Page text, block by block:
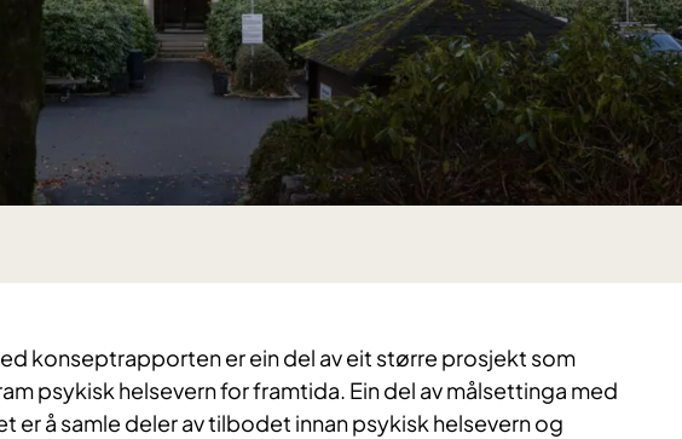
konseptrapporten er ein del av eit større prosjekt som
psykisk helsevern for framtida. Ein del av målsettinga med
er å samle deler av tilbodet innan psykisk helsevern og